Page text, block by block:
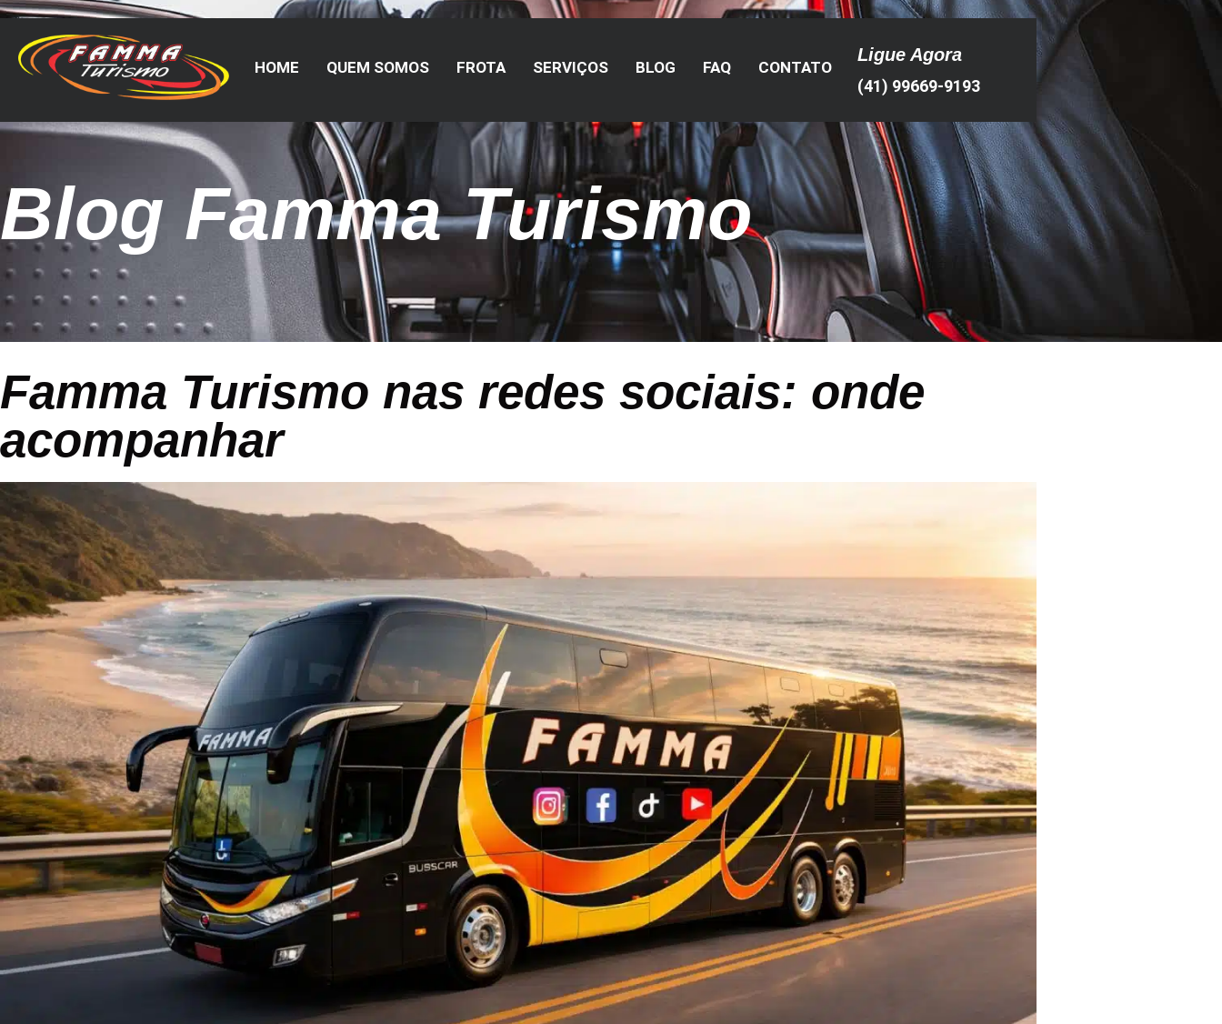
HOME QUEM SOMOS FROTA SERVIÇOS BLOG FAQ CONTATO
Ligue Agora
(41) 99669-9193
Blog Famma Turismo
Famma Turismo nas redes sociais: onde
acompanhar